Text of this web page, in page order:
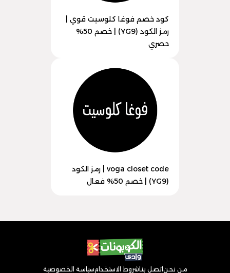
كود خصم فوغا كلوسيت قوي |
رمز الكود (YG9) | خصم 50%
حصري
voga closet code | رمز الكود
(YG9) | خصم 50% فعال
من نحن اتصل بنا شروط الاستخدامسياسة الخصوصية